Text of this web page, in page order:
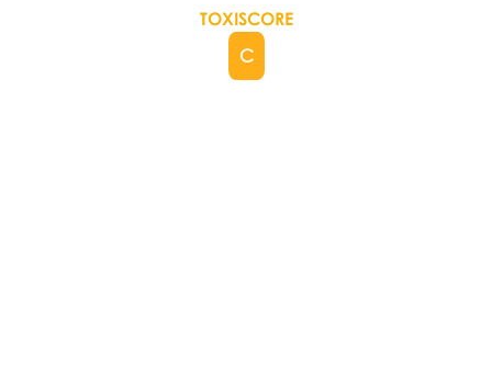
TOXISCORE
C